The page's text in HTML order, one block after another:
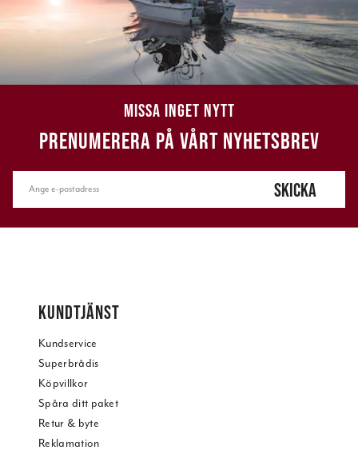
MISSA INGET NYTT
PRENUMERERA PÅ VÅRT NYHETSBREV
SKICKA
KUNDTJÄNST
Kundservice
Superbrådis
Köpvillkor
Spåra ditt paket
Retur & byte
Reklamation